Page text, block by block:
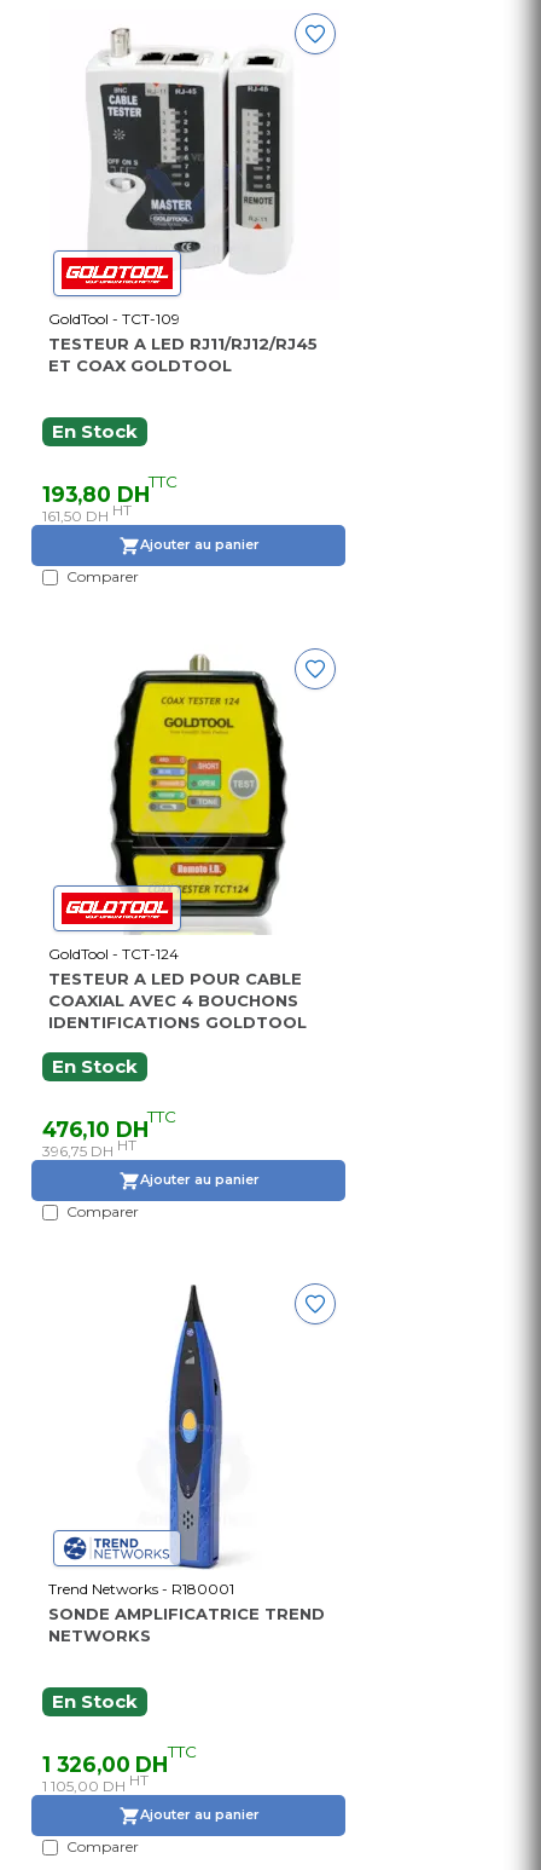
GoldTool - TCT-109
TESTEUR A LED RJ11/RJ12/RJ45
ET COAX GOLDTOOL
En Stock
193,80 DHTTC
161,50 DH HT
Ajouter au panier
Comparer
GoldTool - TCT-124
TESTEUR A LED POUR CABLE
COAXIAL AVEC 4 BOUCHONS
IDENTIFICATIONS GOLDTOOL
En Stock
476,10 DHTTC
396,75 DH HT
Ajouter au panier
Comparer
Trend Networks - R180001
SONDE AMPLIFICATRICE TREND
NETWORKS
En Stock
1 326,00 DHTTC
1 105,00 DH HT
Ajouter au panier
Comparer